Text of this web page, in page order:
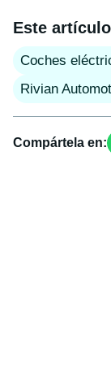
Este
Coches
Rivian
Compártela en: